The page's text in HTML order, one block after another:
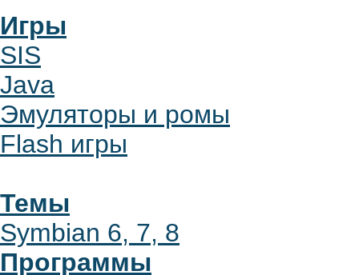
Игры
SIS
Java
Эмуляторы и ромы
Flash игры
Темы
Symbian 6, 7, 8
Программы